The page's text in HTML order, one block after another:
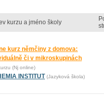
kurzu a jméno školy
kurz němčiny z domova:
či v mikroskupinách
(Nj online)
INSTITUT (Jazyková škola)